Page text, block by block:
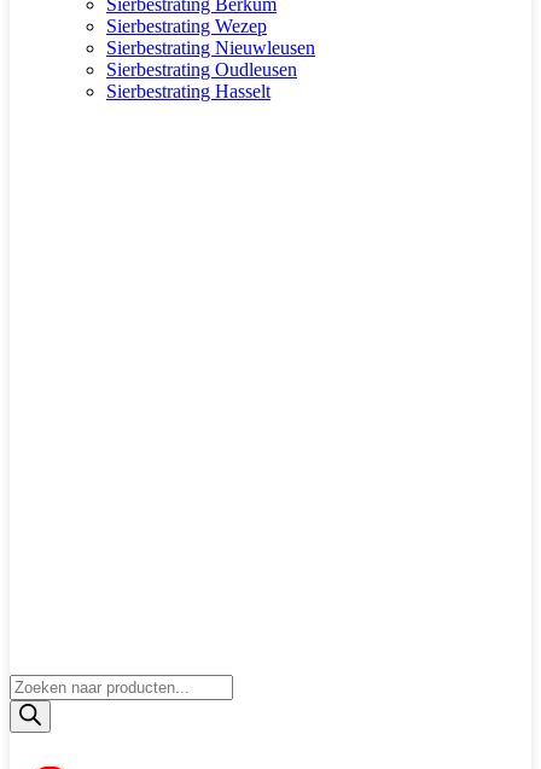
Sierbestrating Wezep
Sierbestrating Nieuwleusen
Sierbestrating Oudleusen
Sierbestrating Hasselt
Producten
zoeken